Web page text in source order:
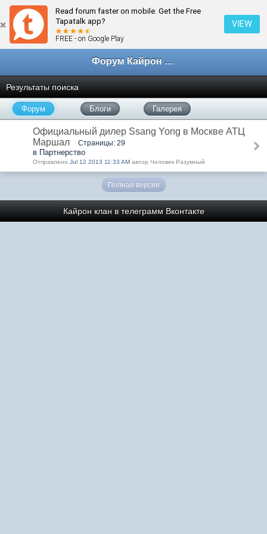
Read forum faster on mobile. Get the Free
Tapatalk app?
FREE - on Google Play
VIEW
Форум Кайрон клана
Результаты поиска
Форум Блоги Галерея
Официальный дилер Ssang Yong в Москве АТЦ
Маршал
Страницы: 29
в Партнерство
Отправлено Jul 12 2013 11:33 AM автор Человек Разумный
Полная версия
Кайрон клан в телеграмм Вконтакте